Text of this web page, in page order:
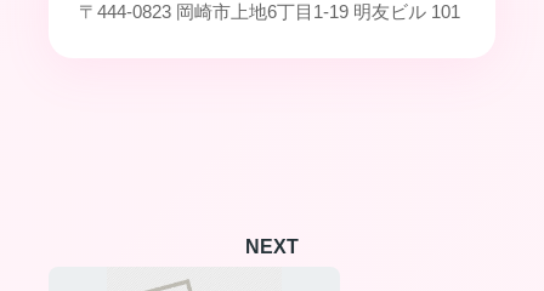
〒444-0823 岡崎市上地6丁目1-19 明友ビル 101
NEXT